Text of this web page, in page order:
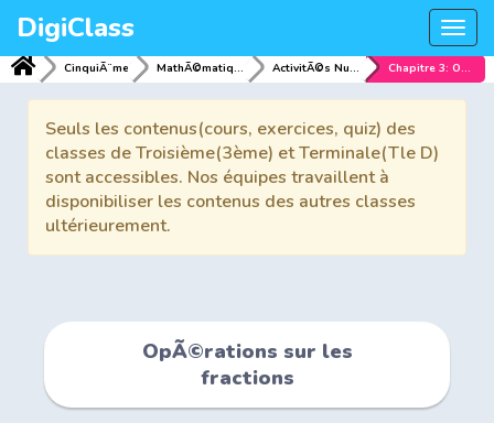
DigiClass
CinquiÃ¨me MathÃ©matiques ActivitÃ©s NumÃ©riques Chapitre 3: OpÃ©rations sur les fractions
Seuls les contenus(cours, exercices, quiz) des
classes de Troisième(3ème) et Terminale(Tle D)
sont accessibles. Nos équipes travaillent à
disponibiliser les contenus des autres classes
ultérieurement.
OpÃ©rations sur les
fractions